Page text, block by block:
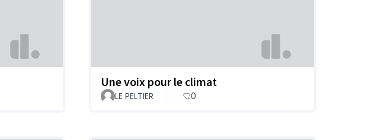
Une voix pour le climat
LE PELTIER 0